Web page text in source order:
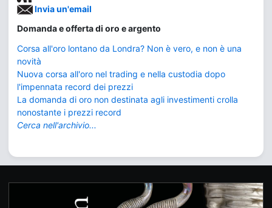
Invia un'email
Domanda e offerta di oro e argento
Corsa all'oro lontano da Londra? Non è vero, e non è una
novità
Nuova corsa all'oro nel trading e nella custodia dopo
l'impennata record dei prezzi
La domanda di oro non destinata agli investimenti crolla
nonostante i prezzi record
Cerca nell'archivio...